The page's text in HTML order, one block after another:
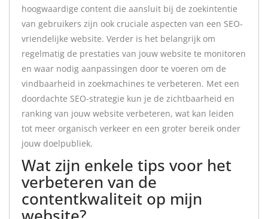
hoogwaardige content die aansluit bij de zoekintentie
van gebruikers zijn ook cruciale aspecten van een SEO-
vriendelijke website. Verder is het belangrijk om
regelmatig de prestaties van jouw website te monitoren
en waar nodig aanpassingen door te voeren om de
vindbaarheid in zoekmachines te verbeteren. Met een
doordachte SEO-strategie kun je de zichtbaarheid en
ranking van jouw website verbeteren, wat kan leiden
tot meer organisch verkeer en een groter bereik onder
jouw doelpubliek.
Wat zijn enkele tips voor het
verbeteren van de
contentkwaliteit op mijn